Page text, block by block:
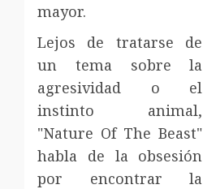
mayor.
Lejos de tratarse de
un tema sobre la
agresividad o el
instinto animal,
"Nature Of The Beast"
habla de la obsesión
por encontrar la